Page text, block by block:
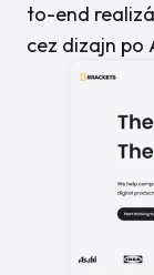
to-end
cez dizajn po